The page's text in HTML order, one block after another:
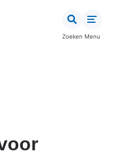
Zoeken Menu